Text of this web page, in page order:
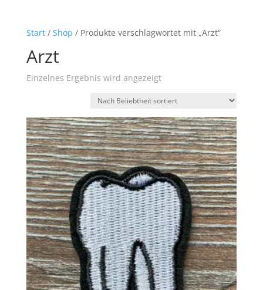
Start/ Shop / Produkte verschlagwortet mit „Arzt“
Arzt
Einzelnes Ergebnis wird angezeigt